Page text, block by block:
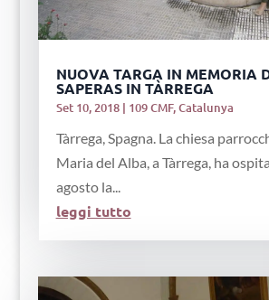
NUOVA TARGA IN MEMORIA
SAPERAS IN TÀRREGA
Set 10, 2018| 109 CMF,Catalunya
Tàrrega, Spagna. La chiesa
Maria del Alba, a Tàrrega, ha
agosto la...
leggi tutto